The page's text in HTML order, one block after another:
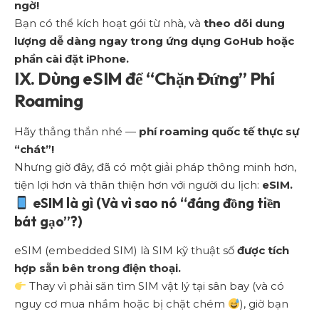
ngờ!
Bạn có thể kích hoạt gói từ nhà, và theo dõi dung
lượng dễ dàng ngay trong ứng dụng GoHub hoặc
phần cài đặt iPhone.
IX. Dùng eSIM để “Chặn Đứng” Phí
Roaming
Hãy thẳng thắn nhé — phí roaming quốc tế thực sự
“chát”!
Nhưng giờ đây, đã có một giải pháp thông minh hơn,
tiện lợi hơn và thân thiện hơn với người du lịch: eSIM.
eSIM là gì(Và vì sao nó “đáng đồng tiền
bát gạo”?)
eSIM (embedded SIM) là SIM kỹ thuật số được tích
hợp sẵn bên trong điện thoại.
Thay vì phải săn tìm SIM vật lý tại sân bay (và có
nguy cơ mua nhầm hoặc bị chặt chém
), giờ bạn